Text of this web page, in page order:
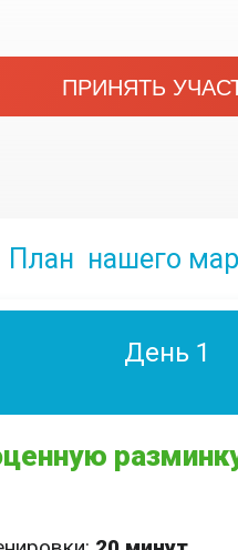
ПРИНЯТЬ
План нашего
День 1